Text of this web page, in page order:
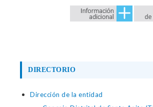
DIRECTORIO
Dirección de la entidad